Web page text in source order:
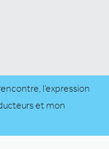
l’expression
et mon